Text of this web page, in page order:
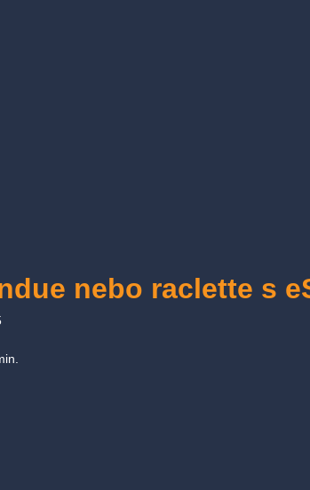
nebo raclette s